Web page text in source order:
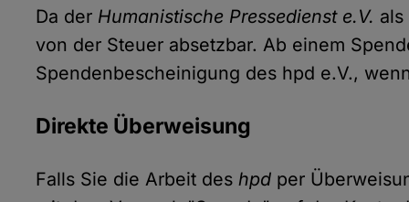
Da der Humanistische Pressedienst e.V.
von der Steuer absetzbar. Ab einem
Spendenbescheinigung des hpd e.V.,
Direkte Überweisung
Falls Sie die Arbeit des hpdper